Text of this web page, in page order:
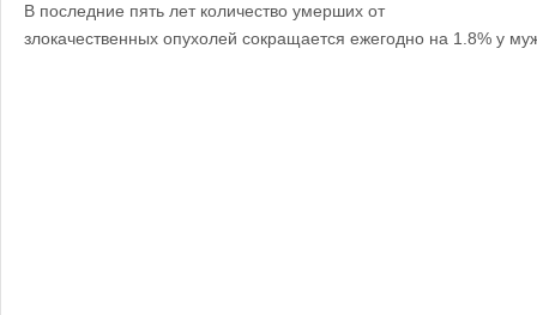
В последние пять лет количество умерших от
злокачественных опухолей сокращается ежегодно на 1.8% у